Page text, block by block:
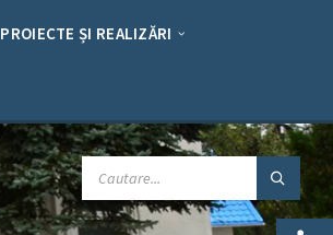
PROIECTE ȘI REALIZĂRI
CAUTARE: